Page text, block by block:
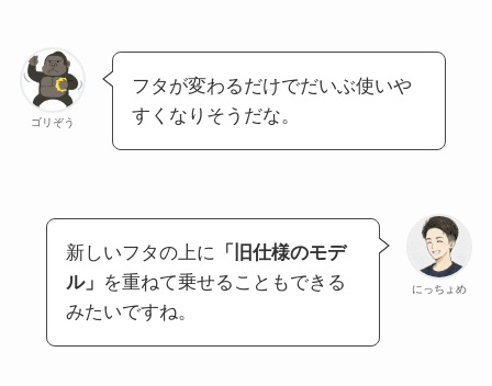
ゴリぞう
フタが変わるだけでだいぶ使いや
すくなりそうだな。
にっちょめ
新しいフタの上に 「旧仕様のモデ
ル」 を重ねて乗せることもできる
みたいですね。